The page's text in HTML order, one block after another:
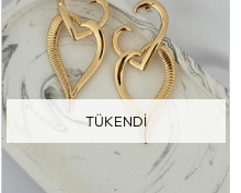
TÜKENDI